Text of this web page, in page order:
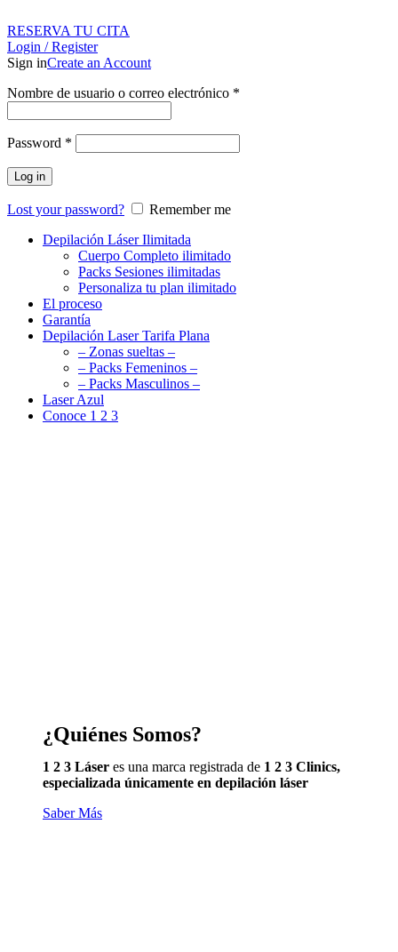
RESERVA TU CITA
Login / Register
Sign inCreate an Account
Nombre de usuario o correo electrónico *
Password *
Log in
Lost your password?
Remember me
Depilación Láser Ilimitada
Cuerpo Completo ilimitado
Packs Sesiones ilimitadas
Personaliza tu plan ilimitado
El proceso
Garantía
Depilación Laser Tarifa Plana
– Zonas sueltas –
– Packs Femeninos –
– Packs Masculinos –
Laser Azul
Conoce 1 2 3
¿Quiénes Somos?
1 2 3 Láser es una marca registrada de 1 2 3 Clinics,
especializada únicamente en depilación láser
Saber Más